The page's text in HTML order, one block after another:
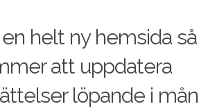
helt ny hemsida så
att uppdatera
löpande i mån